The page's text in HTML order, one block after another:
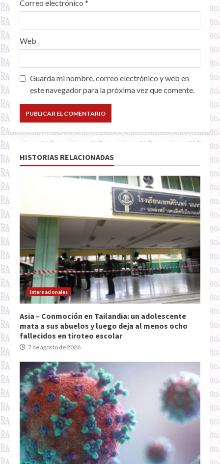
Correo electrónico *
Web
Guarda mi nombre, correo electrónico y web en
este navegador para la próxima vez que comente.
HISTORIAS RELACIONADAS
internacionales
Asia – Conmoción en Tailandia: un adolescente
mata a sus abuelos y luego deja al menos ocho
fallecidos en tiroteo escolar
7 de agosto de 2026